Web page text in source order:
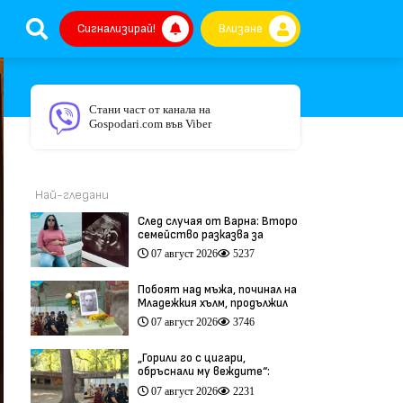
Сигнализирай! Влизане
Стани част от канала на
Gospodari.com във Viber
Най-гледани
След случая от Варна: Второ
семейство разказва за
трагедия след бременност
при същия лекар (видео)
07 август 2026 5237
Побоят над мъжа, починал на
Младежкия хълм, продължил
повече от час (видео)
07 август 2026 3746
„Горили го с цигари,
обръснали му веждите“:
Побойниците от Пловдив
остават в ареста (видео)
07 август 2026 2231